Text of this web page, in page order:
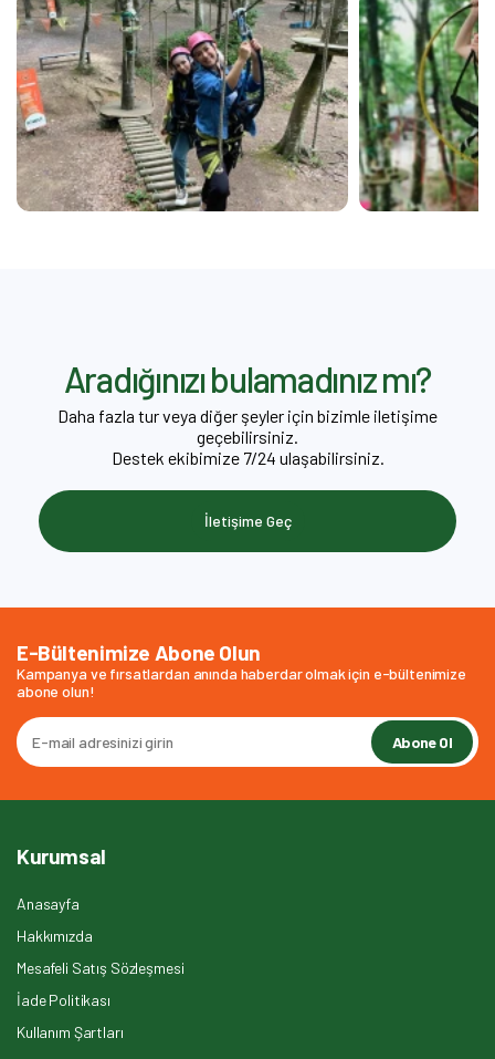
Aradığınızı bulamadınız mı?
Daha fazla tur veya diğer şeyler için bizimle iletişime
geçebilirsiniz.
Destek ekibimize 7/24 ulaşabilirsiniz.
İletişime Geç
E-Bültenimize Abone Olun
Kampanya ve fırsatlardan anında haberdar olmak için e-bültenimize
abone olun!
Abone Ol
Kurumsal
Anasayfa
Hakkımızda
Mesafeli Satış Sözleşmesi
İade Politikası
Kullanım Şartları